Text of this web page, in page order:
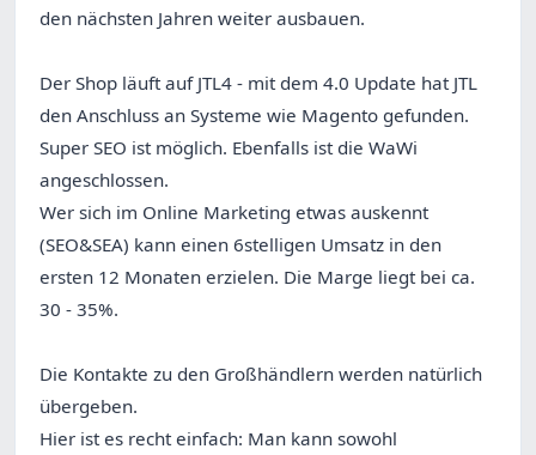
den nächsten Jahren weiter ausbauen.
Der Shop läuft auf JTL4 - mit dem 4.0 Update hat JTL
den Anschluss an Systeme wie Magento gefunden.
Super SEO ist möglich. Ebenfalls ist die WaWi
angeschlossen.
Wer sich im Online Marketing etwas auskennt
(SEO&SEA) kann einen 6stelligen Umsatz in den
ersten 12 Monaten erzielen. Die Marge liegt bei ca.
30 - 35%.
Die Kontakte zu den Großhändlern werden natürlich
übergeben.
Hier ist es recht einfach: Man kann sowohl